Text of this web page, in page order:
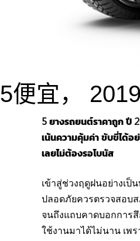
5便宜，
5 ยางรถยนต์ราคาถูก ปี
เน้นความคุ้มค่า ขับขี่ได้อ
เลยไม่ต้องรอโบนัส
เข้าสู่ช่วงฤดูฝนอย่างเป็
ปลอดภัยควรตรวจสอบส
จนถึงแถบคาดบอกการ
ใช้งานมาได้ไม่นาน เพร